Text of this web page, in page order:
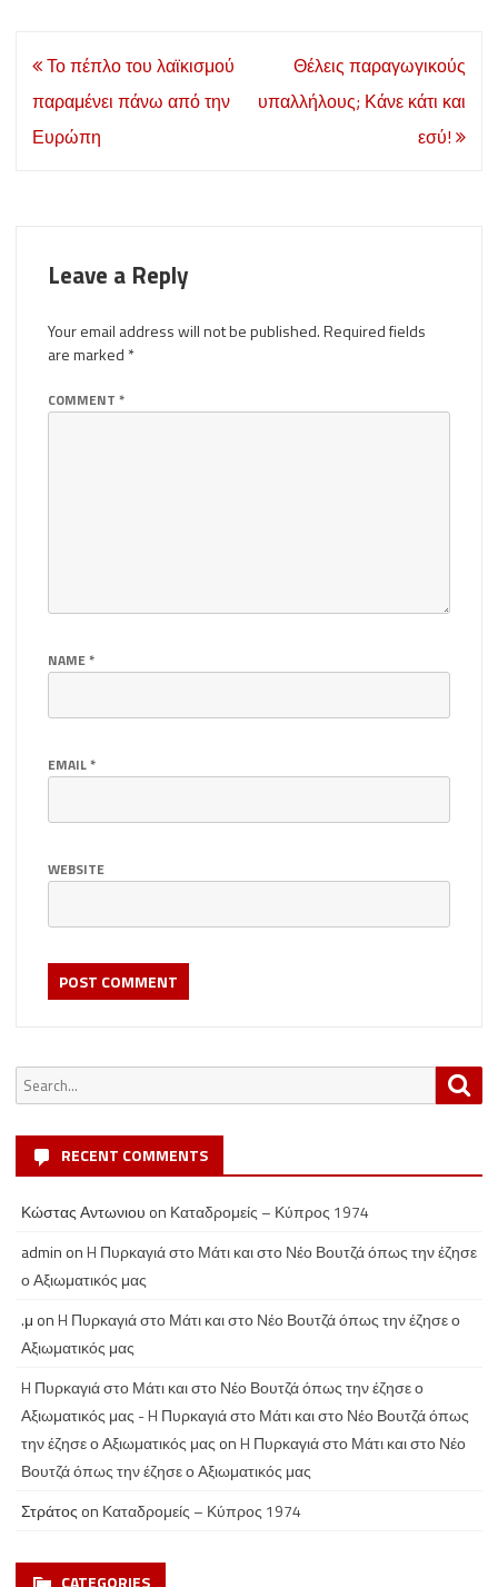
Post
navigation
Το πέπλο του λαϊκισμού
παραμένει πάνω από την
Ευρώπη
Θέλεις παραγωγικούς
υπαλλήλους; Κάνε κάτι και
εσύ!
Leave a Reply
Your email address will not be published.Required fields
are marked *
COMMENT *
NAME*
EMAIL*
WEBSITE
Search
for:
RECENT COMMENTS
Κώστας Αντωνιου on Καταδρομείς – Κύπρος 1974
admin onH Πυρκαγιά στο Μάτι και στο Νέο Βουτζά όπως την έζησε
ο Αξιωματικός μας
.μ onH Πυρκαγιά στο Μάτι και στο Νέο Βουτζά όπως την έζησε ο
Αξιωματικός μας
H Πυρκαγιά στο Μάτι και στο Νέο Βουτζά όπως την έζησε ο
Αξιωματικός μας - H Πυρκαγιά στο Μάτι και στο Νέο Βουτζά όπως
την έζησε ο Αξιωματικός μας onH Πυρκαγιά στο Μάτι και στο Νέο
Βουτζά όπως την έζησε ο Αξιωματικός μας
Στράτος on Καταδρομείς – Κύπρος 1974
CATEGORIES